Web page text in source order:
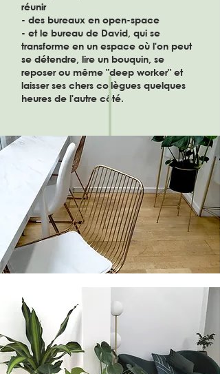
réunir
- des bureaux en open-space
- et le bureau de David, qui se
transforme en un espace où l'on peut
se détendre, lire un bouquin, se
reposer ou même "deep worker" et
laisser ses chers collègues quelques
heures de l'autre côté.